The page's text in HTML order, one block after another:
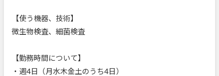
【使う機器、技術】
微生物検査、細菌検査
【勤務時間について】
・週4日（月水木金土のうち4日）